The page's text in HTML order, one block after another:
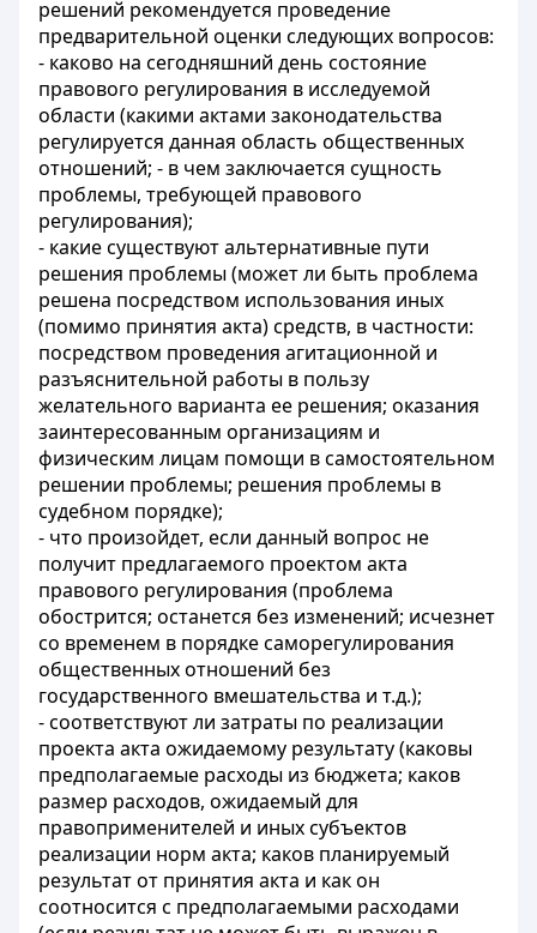
решений рекомендуется проведение
предварительной оценки следующих вопросов:
- каково на сегодняшний день состояние
правового регулирования в исследуемой
области (какими актами законодательства
регулируется данная область общественных
отношений; - в чем заключается сущность
проблемы, требующей правового
регулирования);
- какие существуют альтернативные пути
решения проблемы (может ли быть проблема
решена посредством использования иных
(помимо принятия акта) средств, в частности:
посредством проведения агитационной и
разъяснительной работы в пользу
желательного варианта ее решения; оказания
заинтересованным организациям и
физическим лицам помощи в самостоятельном
решении проблемы; решения проблемы в
судебном порядке);
- что произойдет, если данный вопрос не
получит предлагаемого проектом акта
правового регулирования (проблема
обострится; останется без изменений; исчезнет
со временем в порядке саморегулирования
общественных отношений без
государственного вмешательства и т.д.);
- соответствуют ли затраты по реализации
проекта акта ожидаемому результату (каковы
предполагаемые расходы из бюджета; каков
размер расходов, ожидаемый для
правоприменителей и иных субъектов
реализации норм акта; каков планируемый
результат от принятия акта и как он
соотносится с предполагаемыми расходами